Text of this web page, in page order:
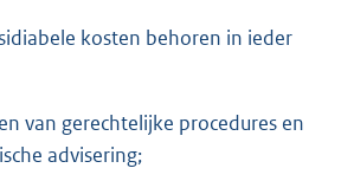
kosten behoren in ieder
van gerechtelijke procedures en
advisering;